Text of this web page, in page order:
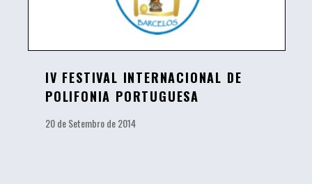
IV FESTIVAL INTERNACIONAL DE
POLIFONIA PORTUGUESA
20 de Setembro de 2014